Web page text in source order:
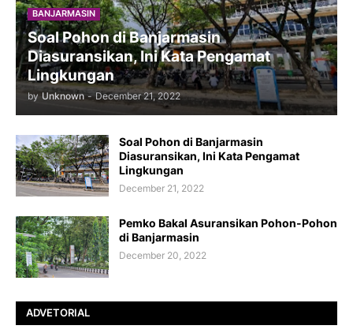
BANJARMASIN
Soal Pohon di Banjarmasin
Diasuransikan, Ini Kata Pengamat
Lingkungan
by Unknown - December 21, 2022
Soal Pohon di Banjarmasin
Diasuransikan, Ini Kata Pengamat
Lingkungan
December 21, 2022
Pemko Bakal Asuransikan Pohon-Pohon
di Banjarmasin
December 20, 2022
ADVETORIAL